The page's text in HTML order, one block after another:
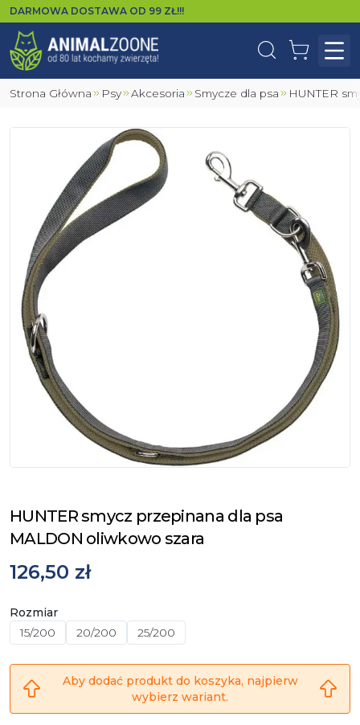
DARMOWA DOSTAWA OD 99 ZŁ!!!
WyszukajKoszyk
Strona Główna Psy Akcesoria Smycze dla psa HUNTER
HUNTER smycz przepinana dla psa
MALDON oliwkowo szara
126,50 zł
Rozmiar
15/200
20/200 25/200
Aby dodać produkt do koszyka, najpierw
wybierz wariant.